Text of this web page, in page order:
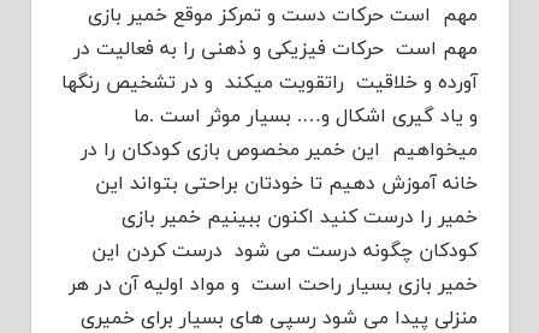
مهم است حرکات دست و تمرکز موقع خمیر بازی
مهم است حرکات فیزیکی و ذهنی را به فعالیت در
آورده و خلاقیت راتقویت میکند و در تشخیص رنگها
و یاد گیری اشکال و…. بسیار موثر است .ما
میخواهیم این خمیر مخصوص بازی کودکان را در
خانه آموزش دهیم تا خودتان براحتی بتواند این
خمیر را درست کنید اکنون ببینیم خمیر بازی
کودکان چگونه درست می شود درست کردن این
خمیر بازی بسیار راحت است و مواد اولیه آن در هر
منزلی پیدا می شود رسپی های بسیار برای خمیری